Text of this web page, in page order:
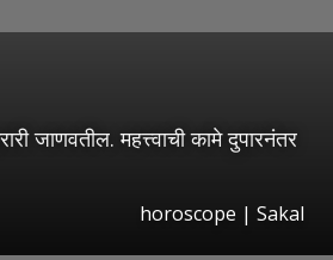
जाणवतील. महत्त्वाची कामे दुपारनंतर
horoscope | Sakal